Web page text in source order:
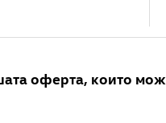
оферта, които